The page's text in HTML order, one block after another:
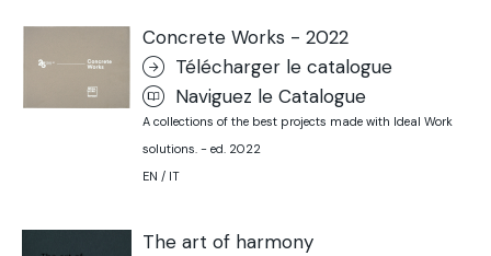
Concrete Works - 2022
Télécharger le catalogue
Naviguez le Catalogue
A collections of the best projects made with Ideal Work
solutions. - ed. 2022
EN / IT
The art of harmony